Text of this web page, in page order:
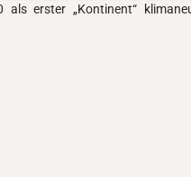
erster „Kontinent“